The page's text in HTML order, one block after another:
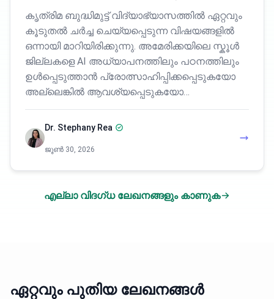
കൃത്രിമ ബുദ്ധിമുട്ട് വിദ്യാഭ്യാസത്തിൽ ഏറ്റവും
കൂടുതൽ ചർച്ച ചെയ്യപ്പെടുന്ന വിഷയങ്ങളിൽ
ഒന്നായി മാറിയിരിക്കുന്നു. അമേരിക്കയിലെ സ്കൂൾ
ജില്ലകളെ AI അധ്യാപനത്തിലും പഠനത്തിലും
ഉൾപ്പെടുത്താൻ പ്രോത്സാഹിപ്പിക്കപ്പെടുകയോ
അല്ലെങ്കിൽ ആവശ്യപ്പെടുകയോ…
Dr. Stephany Rea
ജൂൺ 30, 2026
എല്ലാ വിദഗ്ധ ലേഖനങ്ങളും കാണുക
ഏറ്റവും പുതിയ ലേഖനങ്ങൾ